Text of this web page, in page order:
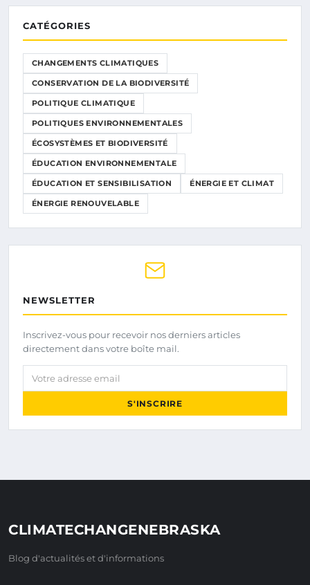
CATÉGORIES
CHANGEMENTS CLIMATIQUES
CONSERVATION DE LA BIODIVERSITÉ
POLITIQUE CLIMATIQUE
POLITIQUES ENVIRONNEMENTALES
ÉCOSYSTÈMES ET BIODIVERSITÉ
ÉDUCATION ENVIRONNEMENTALE
ÉDUCATION ET SENSIBILISATION ÉNERGIE ET CLIMAT
ÉNERGIE RENOUVELABLE
NEWSLETTER
Inscrivez-vous pour recevoir nos derniers articles
directement dans votre boîte mail.
Votre adresse email
S'INSCRIRE
CLIMATECHANGENEBRASKA
Blog d'actualités et d'informations